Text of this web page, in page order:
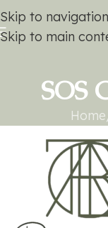
Skip to navigation
Skip to main
SOS
Home